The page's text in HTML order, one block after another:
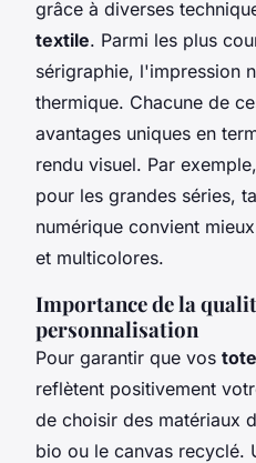
grâce à diverses
textile. Parmi les plus
sérigraphie, l'impression
thermique. Chacune de
avantages uniques en
rendu visuel. Par
pour les grandes séries,
numérique convient
et multicolores.
Importance de la
personnalisation
Pour garantir que vos
reflètent positivement
de choisir des matériaux
bio ou le canvas recyclé.